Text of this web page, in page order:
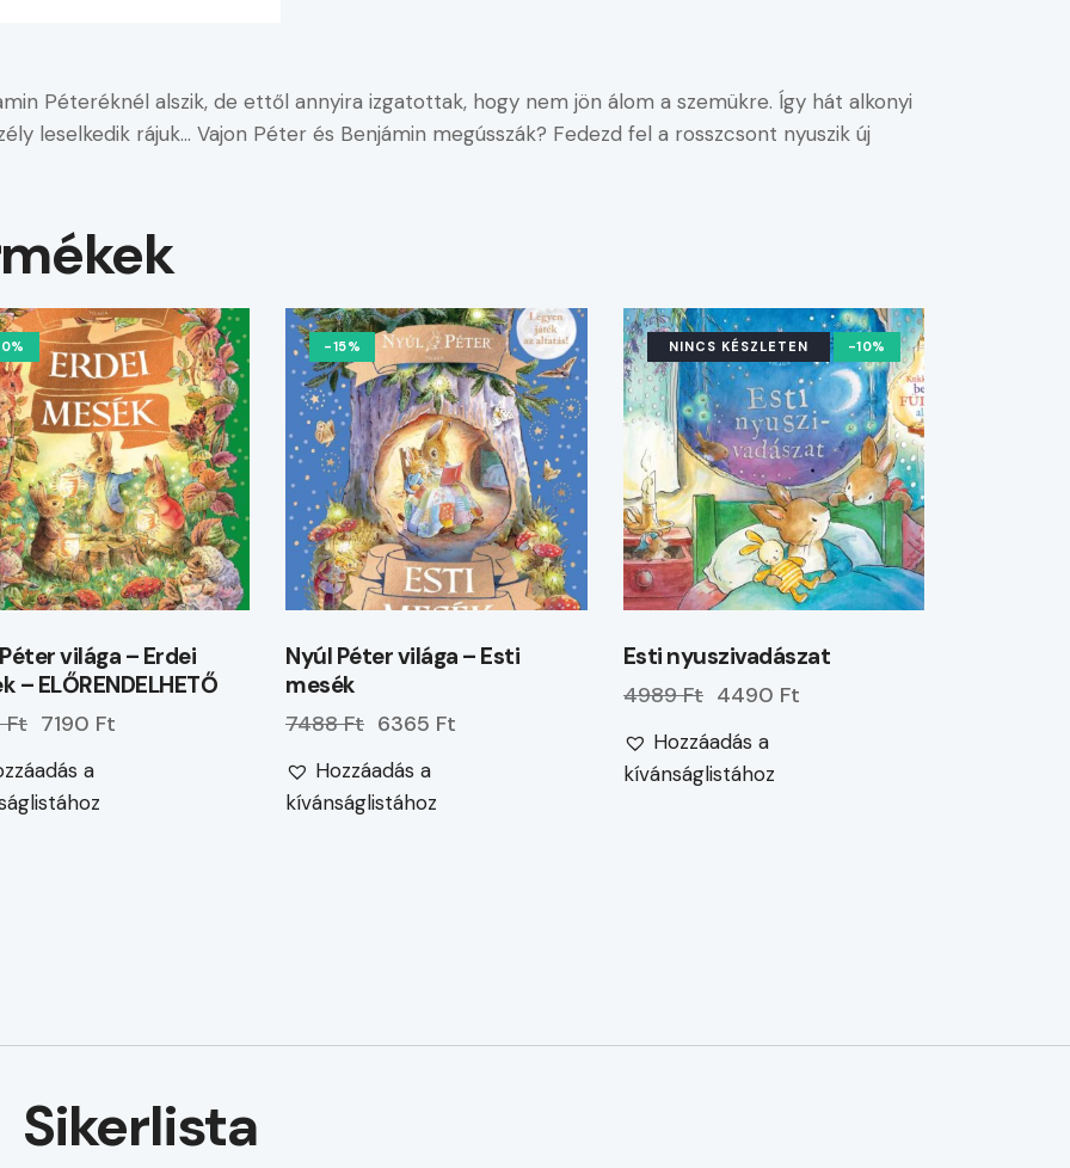
Péteréknél alszik, de ettől annyira izgatottak, hogy nem jön álom a szemükre. Így hát alkonyi
leselkedik rájuk… Vajon Péter és Benjámin megússzák? Fedezd fel a rosszcsont nyuszik új
világa – Erdei
– ELŐRENDELHETŐ
Ft 7190 Ft
a
-15%
Nyúl Péter világa – Esti
mesék
7488 Ft 6365 Ft
Hozzáadás a
kívánságlistához
NINCS KÉSZLETEN -10%
Esti nyuszivadászat
4989 Ft 4490 Ft
Hozzáadás a
kívánságlistához
Sikerlista